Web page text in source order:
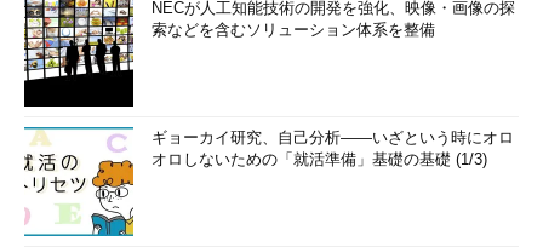
NECが人工知能技術の開発を強化、映像・画像の探
索などを含むソリューション体系を整備
ギョーカイ研究、自己分析――いざという時にオロ
オロしないための「就活準備」基礎の基礎 (1/3)